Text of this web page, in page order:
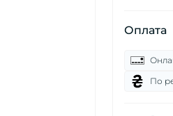
Оплата
По